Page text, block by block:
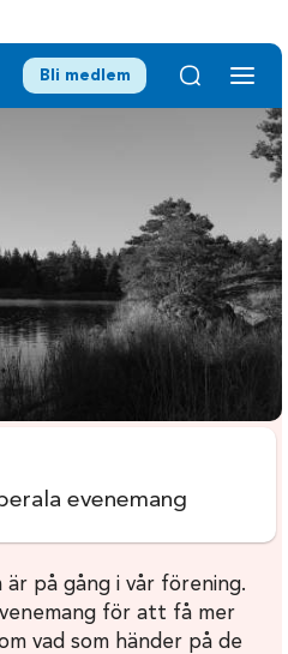
Bli medlem
evenemang
är på gång i vår förening.
för att få mer
vad som händer på de